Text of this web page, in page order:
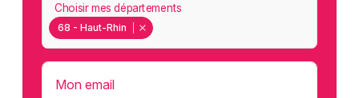
68 - Haut-Rhin
Choisir mes départements
Mon email